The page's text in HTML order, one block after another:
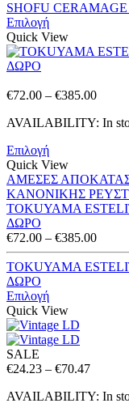
SHOFU
Επιλογή
Quick View
€72.00 – €385.00Price
AVAILABILITY: In
Επιλογή
Quick View
ΑΜΕΣΕΣ
ΚΑΝΟΝΙΚΗΣ
TOKUYAMA
ΔΩΡΟ
€72.00 – €385.00Price
range:
TOKUYAMA
ΔΩΡΟ
Επιλογή
Quick View
SALE
€24.23 – €70.47Price
€24.23
AVAILABILITY: In